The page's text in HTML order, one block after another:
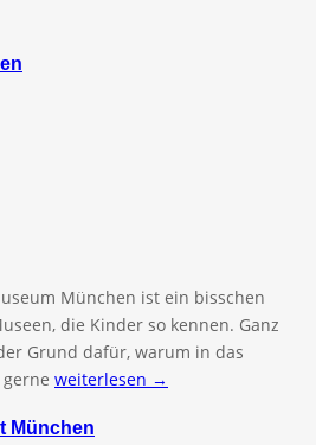
München ist ein bisschen
die Kinder so kennen. Ganz
Grund dafür, warum in das
weiterlesen →
München